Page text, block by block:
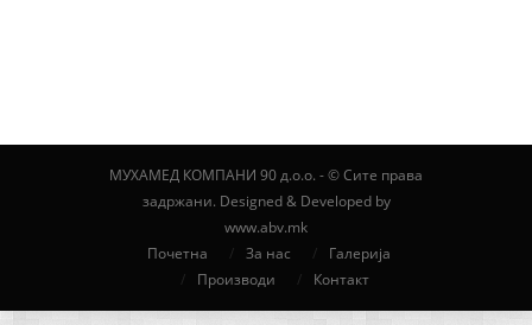
МУХАМЕД КОМПАНИ 90 д.о.о. - © Сите права
задржани. Designed & Developed by
www.abv.mk
Почетна
За нас
Галерија
Производи
Контакт